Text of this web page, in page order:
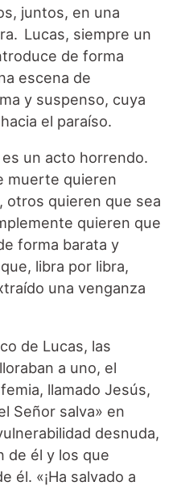
juntos, en una
Lucas, siempre un
de forma
escena de
y suspenso, cuya
el paraíso.
un acto horrendo.
muerte quieren
otros quieren que sea
quieren que
forma barata y
libra por libra,
una venganza
de Lucas, las
a uno, el
llamado Jesús,
Señor salva» en
desnuda,
de él y los que
él. «¡Ha salvado a